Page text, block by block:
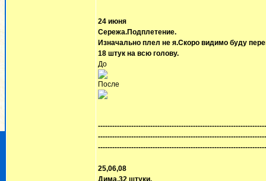
24 июня
Сережа.Подплетение.
Изначально плел не я.Скоро видимо буду
18 штук на всю голову.
До
После
25,06,08
Дима.32 штуки.